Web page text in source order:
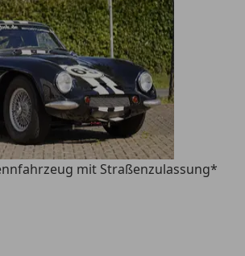
mit Straßenzulassung*